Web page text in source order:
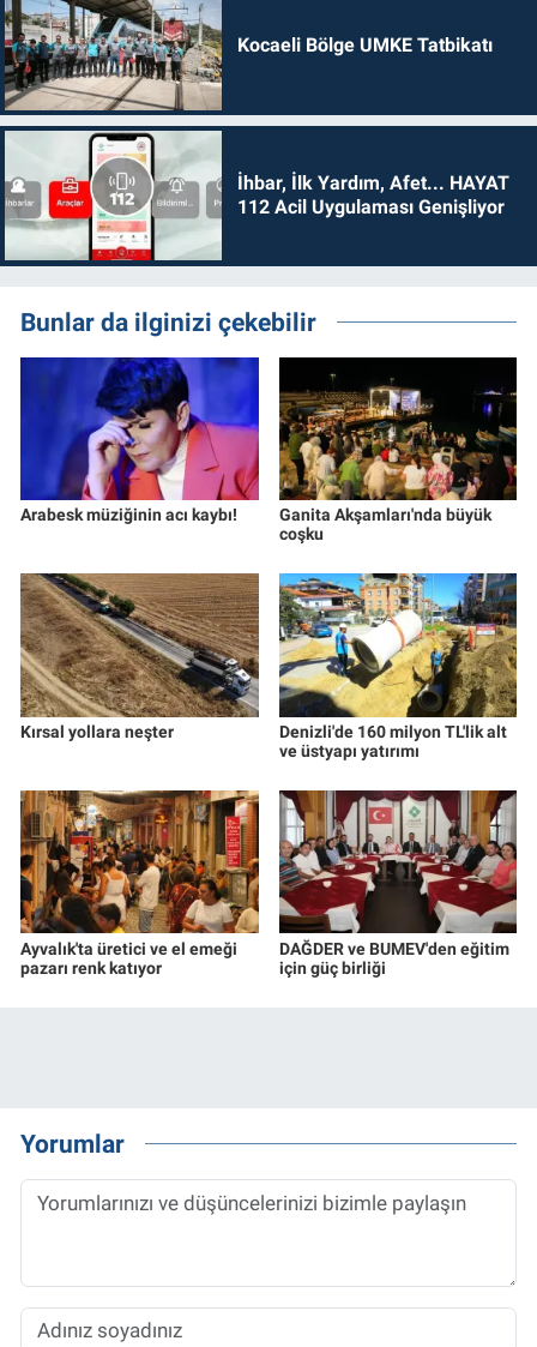
Kocaeli Bölge UMKE Tatbikatı
İhbar, İlk Yardım, Afet... HAYAT
112 Acil Uygulaması Genişliyor
Bunlar da ilginizi çekebilir
Arabesk müziğinin acı kaybı!
Ganita Akşamları'nda büyük
coşku
Kırsal yollara neşter
Denizli'de 160 milyon TL'lik alt
ve üstyapı yatırımı
Ayvalık'ta üretici ve el emeği
pazarı renk katıyor
DAĞDER ve BUMEV'den eğitim
için güç birliği
Yorumlar